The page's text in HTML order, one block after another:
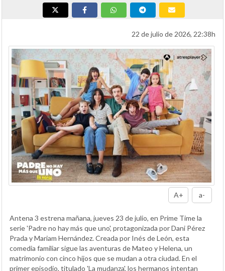
22 de julio de 2026, 22:38h
A+ a-
Antena 3 estrena mañana, jueves 23 de julio, en Prime Time la
serie 'Padre no hay más que uno', protagonizada por Dani Pérez
Prada y Mariam Hernández. Creada por Inés de León, esta
comedia familiar sigue las aventuras de Mateo y Helena, un
matrimonio con cinco hijos que se mudan a otra ciudad. En el
primer episodio, titulado 'La mudanza', los hermanos intentan